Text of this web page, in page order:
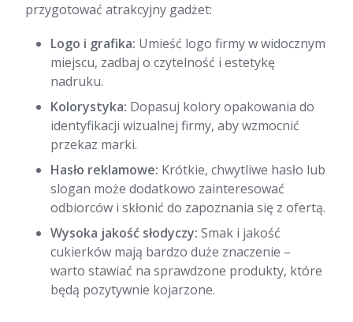
przygotować atrakcyjny gadżet:
Logo i grafika: Umieść logo firmy w widocznym
miejscu, zadbaj o czytelność i estetykę
nadruku.
Kolorystyka: Dopasuj kolory opakowania do
identyfikacji wizualnej firmy, aby wzmocnić
przekaz marki.
Hasło reklamowe: Krótkie, chwytliwe hasło lub
slogan może dodatkowo zainteresować
odbiorców i skłonić do zapoznania się z ofertą.
Wysoka jakość słodyczy: Smak i jakość
cukierków mają bardzo duże znaczenie –
warto stawiać na sprawdzone produkty, które
będą pozytywnie kojarzone.